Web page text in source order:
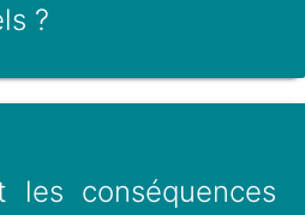
?
les conséquences